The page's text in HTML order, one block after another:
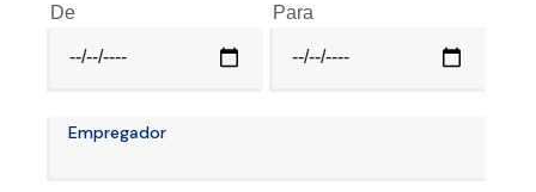
De Para
Empregador